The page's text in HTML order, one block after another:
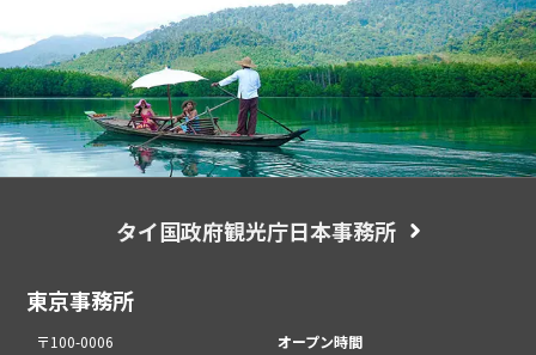
タイ国政府観光庁日本事務所
東京事務所
〒100-0006
オープン時間